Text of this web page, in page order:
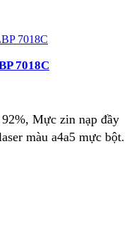
7018C
2%, Mực zin nạp đầy
màu a4a5 mực bột.